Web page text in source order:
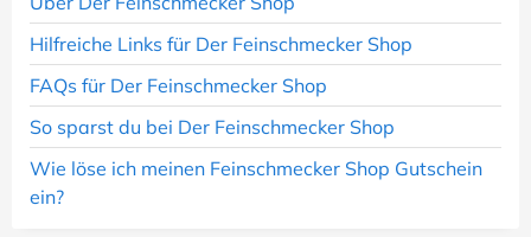
Hilfreiche Links für Der Feinschmecker Shop
FAQs für Der Feinschmecker Shop
So sparst du bei Der Feinschmecker Shop
Wie löse ich meinen Feinschmecker Shop Gutschein
ein?